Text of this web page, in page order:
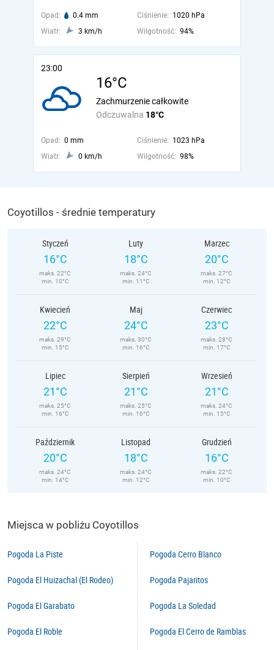
Opad: 0.4 mm Ciśnienie: 1020 hPa
Wiatr:
3 km/h Wilgotność: 94%
23:00
16°C
Odczuwalna 18°C
Zachmurzenie całkowite
Opad: 0 mm Ciśnienie: 1023 hPa
Wiatr:
0 km/h Wilgotność: 98%
Coyotillos - średnie temperatury
Styczeń
16°C
maks. 22°C
min. 10°C
Luty
18°C
maks. 24°C
min. 11°C
Marzec
20°C
maks. 27°C
min. 12°C
Kwiecień
22°C
maks. 29°C
min. 15°C
Maj
24°C
maks. 30°C
min. 16°C
Czerwiec
23°C
maks. 28°C
min. 17°C
Lipiec
21°C
maks. 25°C
min. 16°C
Sierpień
21°C
maks. 25°C
min. 16°C
Wrzesień
21°C
maks. 24°C
min. 15°C
Październik
20°C
maks. 24°C
min. 14°C
Listopad
18°C
maks. 24°C
min. 12°C
Grudzień
16°C
maks. 22°C
min. 10°C
Miejsca w pobliżu Coyotillos
Pogoda La Piste
Pogoda El Huizachal (El Rodeo)
Pogoda El Garabato
Pogoda El Roble
Pogoda Cerro Blanco
Pogoda Pajaritos
Pogoda La Soledad
Pogoda El Cerro de Ramblas